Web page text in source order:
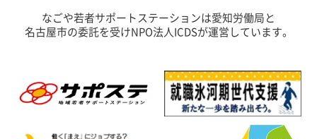
なごや若者サポートステーションは愛知労働局と
名古屋市の委託を受けNPO法人ICDSが運営しています。